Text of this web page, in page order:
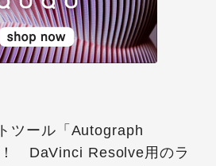
ツール「Autograph
DaVinci Resolve用のラ